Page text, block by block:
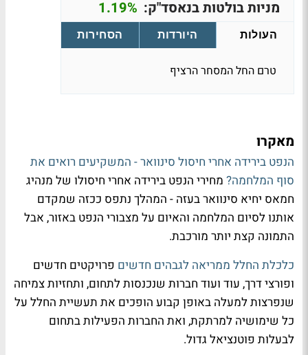
מניות בולטות בנאסד"ק: 1.19%
העולות היורדות הסחירות
טרם החל המסחר הרציף
מאקרו
הנפט בירידה אחרי חיסול סינוואר - המשקיעים רואים את
סוף המלחמה? מחירי הנפט בירידה אחרי חיסולו של מנהיג
חמאס יחיא סינוואר בעזה - המהלך נתפס ככזה שמקדם
אותנו לסיום המלחמה והאיום על מצבורי הנפט באזור, אבל
התמונה קצת יותר מורכבת.
כלכלת החלל ממריאה לגבהים חדשים פרויקטים חדשים
ופורצי דרך, עוד ועוד חברות שנכנסות לתחום, ותחזיות צמיחה
שנפרצות למעלה באופן קבוע הופכים את תעשיית החלל על
כל שימושיה למרתקת, ואת החברות הפעילות בתחום
לבעלות פוטנציאל גדול.